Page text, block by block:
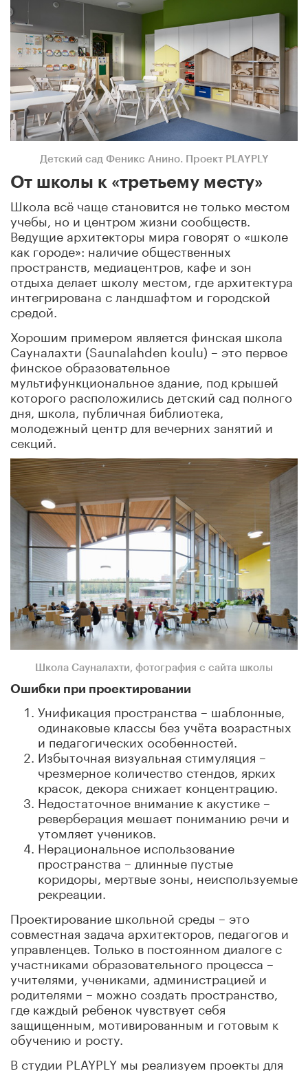
Детский сад Феникс Анино. Проект PLAYPLY
От школы к «третьему месту»
Школа всё чаще становится не только местом
учебы, но и центром жизни сообществ.
Ведущие архитекторы мира говорят о «школе
как городе»: наличие общественных
пространств, медиацентров, кафе и зон
отдыха делает школу местом, где архитектура
интегрирована с ландшафтом и городской
средой.
Хорошим примером является финская школа
Сауналахти (Saunalahden koulu) – это первое
финское образовательное
мультифункциональное здание, под крышей
которого расположились детский сад полного
дня, школа, публичная библиотека,
молодежный центр для вечерних занятий и
секций.
Школа Сауналахти, фотография с сайта школы
Ошибки при проектировании
Унификация пространства – шаблонные,
одинаковые классы без учёта возрастных
и педагогических особенностей.
Избыточная визуальная стимуляция –
чрезмерное количество стендов, ярких
красок, декора снижает концентрацию.
Недостаточное внимание к акустике –
реверберация мешает пониманию речи и
утомляет учеников.
Нерациональное использование
пространства – длинные пустые
коридоры, мертвые зоны, неиспользуемые
рекреации.
Проектирование школьной среды – это
совместная задача архитекторов, педагогов и
управленцев. Только в постоянном диалоге с
участниками образовательного процесса –
учителями, учениками, администрацией и
родителями – можно создать пространство,
где каждый ребенок чувствует себя
защищенным, мотивированным и готовым к
обучению и росту.
В студии PLAYPLY мы реализуем проекты для